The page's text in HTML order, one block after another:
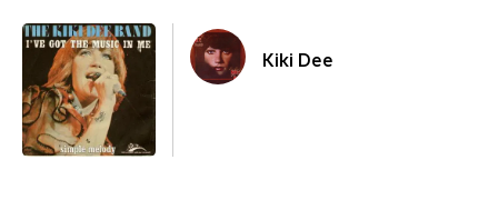
Kiki Dee